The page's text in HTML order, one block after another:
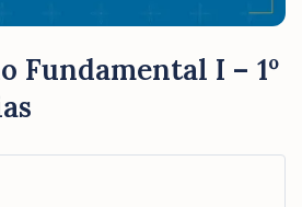
Fundamental I – 1º